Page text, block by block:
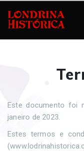
Este documento foi
janeiro de 2023.
Estes termos e